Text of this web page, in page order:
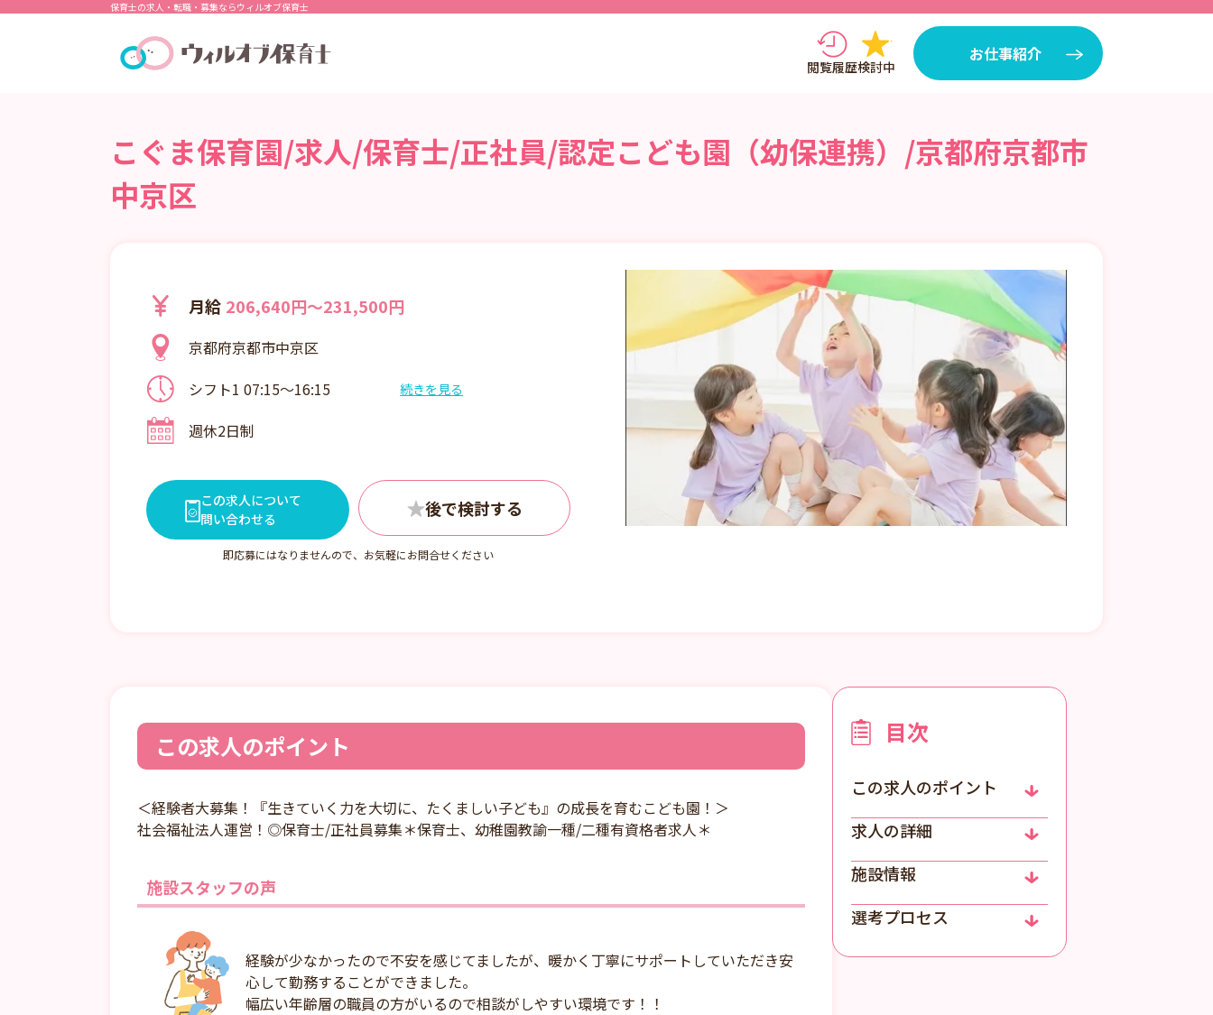
保育士の求人・転職・募集ならウィルオブ保育士
閲覧履歴検討中
お仕事紹介
こぐま保育園/求人/保育士/正社員/認定こども園（幼保連携）/京都府京都市
中京区
月給 206,640円～231,500円
京都府京都市中京区
シフト1 07:15～16:15
シフト3 10:00～19:00
シフト制
続きを見る
週休2日制
この求人について
問い合わせる
即応募にはなりませんので、お気軽にお問合せください
この求人のポイント
＜経験者大募集！『生きていく力を大切に、たくましい子ども』の成長を育むこども園！＞
社会福祉法人運営！◎保育士/正社員募集＊保育士、幼稚園教諭一種/二種有資格者求人＊
施設スタッフの声
経験が少なかったので不安を感じてましたが、暖かく丁寧にサポートしていただき安
心して勤務することができました。
幅広い年齢層の職員の方がいるので相談がしやすい環境です！！
目次
この求人のポイント
求人の詳細
施設情報
選考プロセス